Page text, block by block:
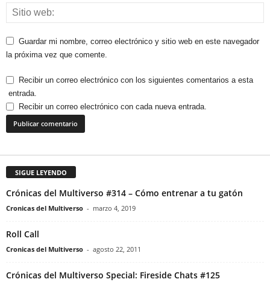
Guardar mi nombre, correo electrónico y sitio web en este navegador
la próxima vez que comente.
Recibir un correo electrónico con los siguientes comentarios a esta
entrada.
Recibir un correo electrónico con cada nueva entrada.
SIGUE LEYENDO
Crónicas del Multiverso #314 – Cómo entrenar a tu gatón
Cronicas del Multiverso - marzo 4, 2019
Roll Call
Cronicas del Multiverso - agosto 22, 2011
Crónicas del Multiverso Special: Fireside Chats #125